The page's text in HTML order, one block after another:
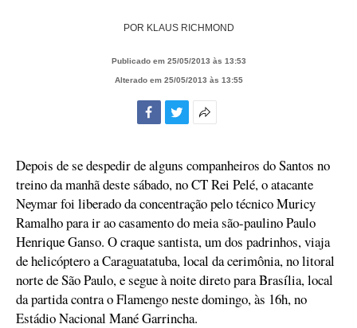
POR KLAUS RICHMOND
Publicado em 25/05/2013 às 13:53
Alterado em 25/05/2013 às 13:55
compartilhamento
Depois de se despedir de alguns companheiros do Santos no
treino da manhã deste sábado, no CT Rei Pelé, o atacante
Neymar foi liberado da concentração pelo técnico Muricy
Ramalho para ir ao casamento do meia são-paulino Paulo
Henrique Ganso. O craque santista, um dos padrinhos, viaja
de helicóptero a Caraguatatuba, local da cerimônia, no litoral
norte de São Paulo, e segue à noite direto para Brasília, local
da partida contra o Flamengo neste domingo, às 16h, no
Estádio Nacional Mané Garrincha.